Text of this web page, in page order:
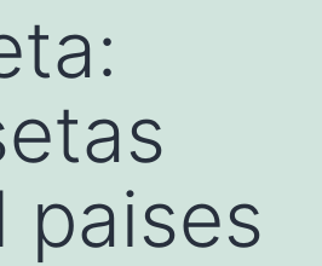
paises